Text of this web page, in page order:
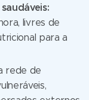
livres de
para a
rede de